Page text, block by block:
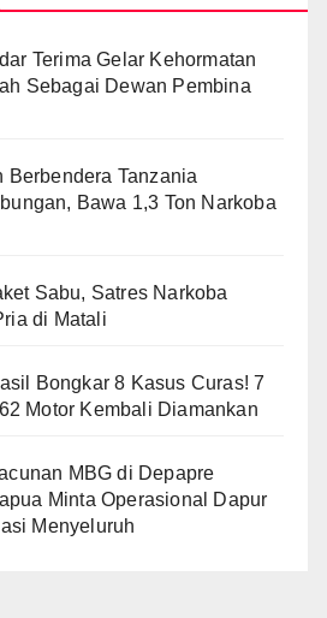
Terima Gelar Kehormatan
Sebagai Dewan Pembina
Berbendera Tanzania
Bawa 1,3 Ton Narkoba
Sabu, Satres Narkoba
di Matali
Bongkar 8 Kasus Curas! 7
Motor Kembali Diamankan
MBG di Depapre
Minta Operasional Dapur
Menyeluruh